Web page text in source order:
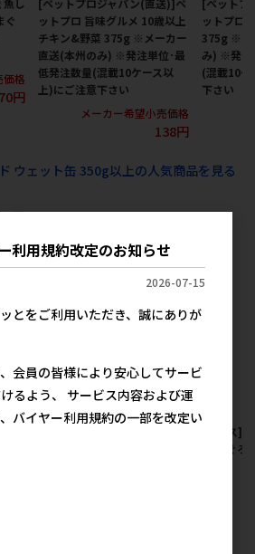
ぐ
価格
円
ットプロ 旨味グルメ 10歳以上
チキン&野菜 375g ※メーカー
直送(本州のみ) ※発注単位･最
低発注数量(混載10ケース以
上)にご注意下さい
メーカー希望小売価格
138円
ットプロ
375g ※メ
み) ※発注
(混載10ケ
下さい
ウェット缶 350g以上の人気商品を見る
品
&
[マース]
ピ まぐ
利用規約改定のお知らせ
2026-07-15
とをご利用いただき、誠にありが
会員の皆様により安心してサービ
るよう、 サービス内容および運
バイヤー利用規約の一部を改定い